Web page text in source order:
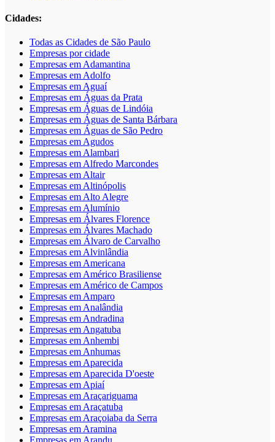
Cidades:
Todas as Cidades de São Paulo
Empresas por cidade
Empresas em Adamantina
Empresas em Adolfo
Empresas em Aguaí
Empresas em Águas da Prata
Empresas em Águas de Lindóia
Empresas em Águas de Santa Bárbara
Empresas em Águas de São Pedro
Empresas em Agudos
Empresas em Alambari
Empresas em Alfredo Marcondes
Empresas em Altair
Empresas em Altinópolis
Empresas em Alto Alegre
Empresas em Alumínio
Empresas em Álvares Florence
Empresas em Álvares Machado
Empresas em Álvaro de Carvalho
Empresas em Alvinlândia
Empresas em Americana
Empresas em Américo Brasiliense
Empresas em Américo de Campos
Empresas em Amparo
Empresas em Analândia
Empresas em Andradina
Empresas em Angatuba
Empresas em Anhembi
Empresas em Anhumas
Empresas em Aparecida
Empresas em Aparecida D'oeste
Empresas em Apiaí
Empresas em Araçariguama
Empresas em Araçatuba
Empresas em Araçoiaba da Serra
Empresas em Aramina
Empresas em Arandu